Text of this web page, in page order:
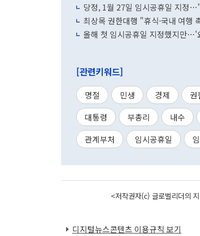
당정, 1월 27일 임시공휴일 지정
최상목 권한대행 "휴식·국내 여행
올해 첫 임시공휴일 지정했지만…'
[관련키워드]
명절 민생 경제 권
대통령
부총리 내수
관계부처
임시공휴일
<저작권자(c) 글로벌리더의
디지털뉴스콘텐츠 이용규칙 보기